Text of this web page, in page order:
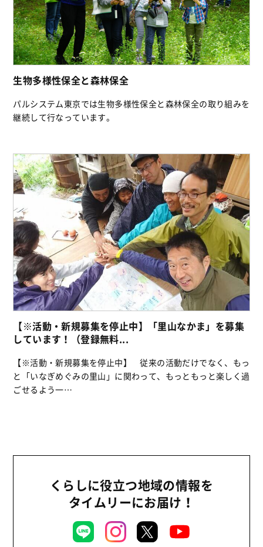
生物多様性保全と森林保全
パルシステム東京では生物多様性保全と森林保全の取り組みを
継続して行なっています。
【※活動・新規募集を停止中】「里山なかま」を募集
しています！（登録無料...
【※活動・新規募集を停止中】 従来の活動だけでなく、もっ
と「いなぎめぐみの里山」に関わって、もっともっと楽しく過
ごせるよう一…
くらしに役立つ地域の情報を
タイムリーにお届け！